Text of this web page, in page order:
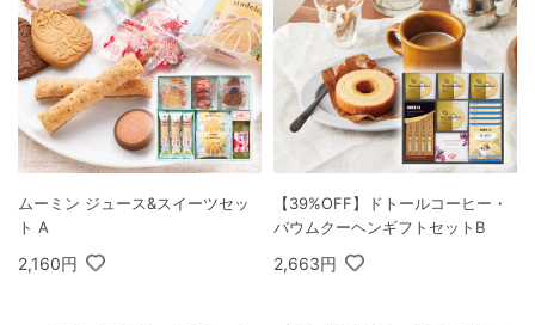
ムーミン ジュース&スイーツセッ
ト A
2,160円
【39%OFF】ドトールコーヒー・
バウムクーヘンギフトセットB
2,663円